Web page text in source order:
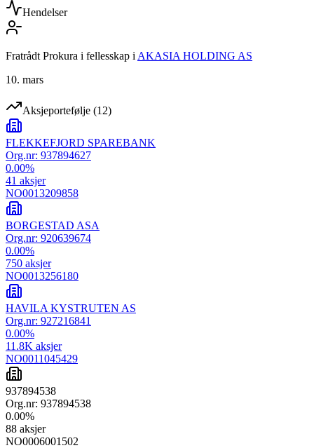
Hendelser
Fratrådt Prokura i fellesskap i AKASIA HOLDING AS
10. mars
Aksjeportefølje (12)
FLEKKEFJORD SPAREBANK
Org.nr: 937894627
0.00%
41 aksjer
NO0013209858
BORGESTAD ASA
Org.nr: 920639674
0.00%
750 aksjer
NO0013256180
HAVILA KYSTRUTEN AS
Org.nr: 927216841
0.00%
11.8K aksjer
NO0011045429
937894538
Org.nr: 937894538
0.00%
88 aksjer
NO0006001502